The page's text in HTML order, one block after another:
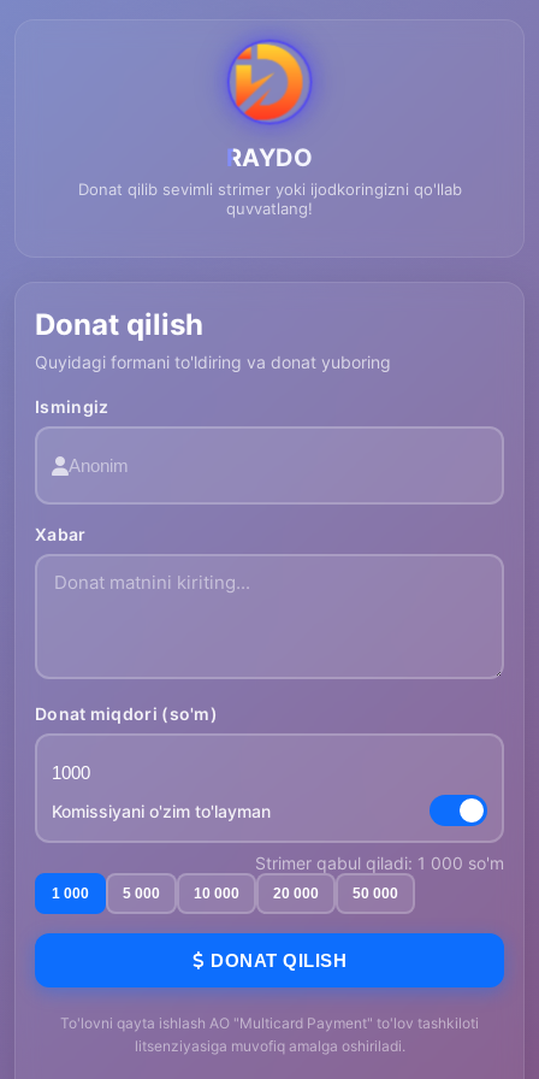
RAYDO
Donat qilib sevimli strimer yoki ijodkoringizni qo'llab
quvvatlang!
Donat qilish
Quyidagi formani to'ldiring va donat yuboring
Ismingiz
Xabar
Donat miqdori (so'm)
Komissiyani o'zim to'layman
Strimer qabul qiladi: 1 000 so'm
1 000 5 000 10 000 20 000 50 000
DONAT QILISH
To'lovni qayta ishlash AO "Multicard Payment" to'lov tashkiloti
litsenziyasiga muvofiq amalga oshiriladi.